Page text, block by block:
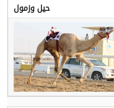
حيل وزمول